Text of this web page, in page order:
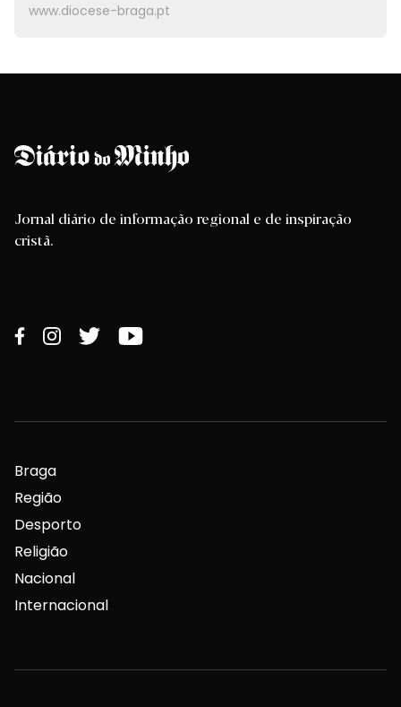
www.diocese-braga.pt
Jornal diário de informação regional e de inspiração
cristã.
Braga
Região
Desporto
Religião
Nacional
Internacional